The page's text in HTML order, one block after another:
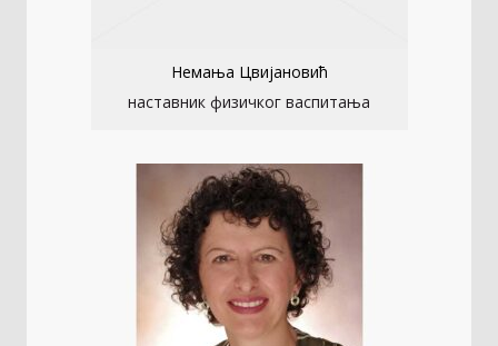
Немања Цвијановић
наставник физичког васпитања